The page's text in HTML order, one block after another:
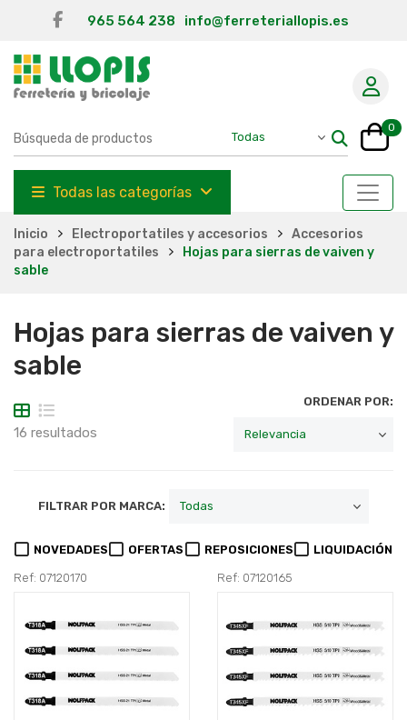
965 564 238 info@ferreteriallopis.es
0
Todas las categorías
Inicio Electroportatiles y accesorios
Accesorios
para electroportatiles
Hojas para sierras de vaiven y
sable
Hojas para sierras de vaiven y
sable
16 resultados
ORDENAR POR:
FILTRAR POR MARCA:
NOVEDADES OFERTAS REPOSICIONES LIQUIDACIÓN
Ref: 07120170 Ref: 07120165